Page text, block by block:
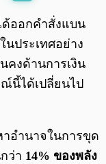
0:00 /
ด้ออกคำสั่งแบน
ประเทศอย่าง
คงด้านการเงิน
นี้ได้เปลี่ยนไป
อำนาจในการขุด
ว่า 14% ของพลัง